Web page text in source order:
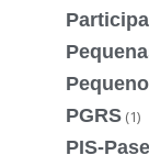
PGRS (1)
PIS-